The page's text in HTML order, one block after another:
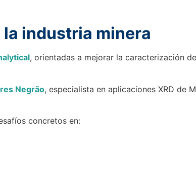
industria minera
, orientadas a mejorar la caracterización
Negrão, especialista en aplicaciones XRD de
concretos en: